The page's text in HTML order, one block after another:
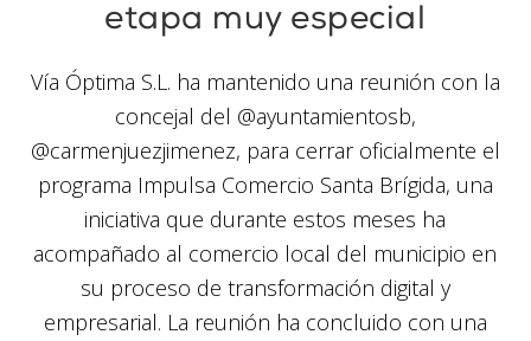
etapa muy especial
Vía Óptima S.L. ha mantenido una reunión con la
concejal del @ayuntamientosb,
@carmenjuezjimenez, para cerrar oficialmente el
programa Impulsa Comercio Santa Brígida, una
iniciativa que durante estos meses ha
acompañado al comercio local del municipio en
su proceso de transformación digital y
empresarial. La reunión ha concluido con una